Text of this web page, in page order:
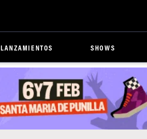
LANZAMIENTOS SHOWS